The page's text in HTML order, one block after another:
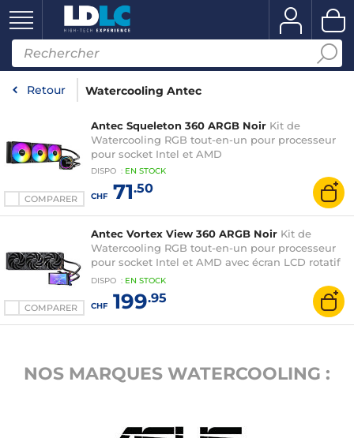
Retour Watercooling Antec
COMPARER
Antec Squeleton 360 ARGB Noir Kit de
Watercooling RGB tout-en-un pour processeur
pour socket Intel et AMD
DISPO : EN STOCK
CHF71.50
COMPARER
Antec Vortex View 360 ARGB Noir Kit de
Watercooling RGB tout-en-un pour processeur
pour socket Intel et AMD avec écran LCD rotatif
5"
DISPO : EN STOCK
CHF199.95
NOS MARQUES WATERCOOLING :